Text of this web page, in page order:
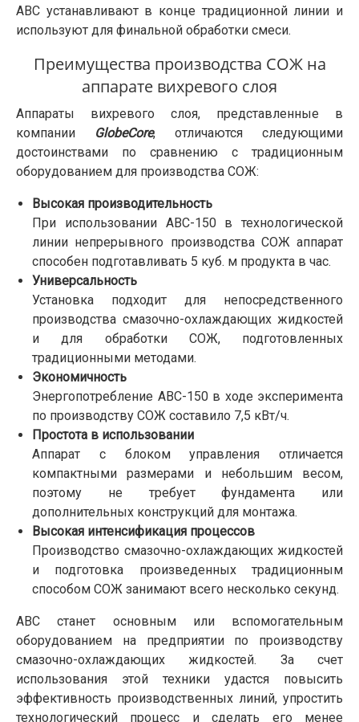
АВС устанавливают в конце традиционной линии и
используют для финальной обработки смеси.
Преимущества производства СОЖ на
аппарате вихревого слоя
Аппараты вихревого слоя, представленные в
компании
GlobeCore, отличаются следующими
достоинствами по сравнению с традиционным
оборудованием для производства СОЖ:
Высокая производительность
При использовании АВС-150 в технологической
линии непрерывного производства СОЖ аппарат
способен подготавливать 5 куб. м продукта в час.
Универсальность
Установка подходит для непосредственного
производства смазочно-охлаждающих жидкостей
и для обработки СОЖ, подготовленных
традиционными методами.
Экономичность
Энергопотребление АВС-150 в ходе эксперимента
по производству СОЖ составило 7,5 кВт/ч.
Простота в использовании
Аппарат с блоком управления отличается
компактными размерами и небольшим весом,
поэтому не требует фундамента или
дополнительных конструкций для монтажа.
Высокая интенсификация процессов
Производство смазочно-охлаждающих жидкостей
и подготовка произведенных традиционным
способом СОЖ занимают всего несколько секунд.
АВС станет основным или вспомогательным
оборудованием на предприятии по производству
смазочно-охлаждающих жидкостей. За счет
использования этой техники удастся повысить
эффективность производственных линий, упростить
технологический процесс и сделать его менее